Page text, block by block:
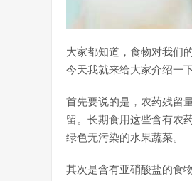
大家都知道，食物对我们
今天我就来给大家介绍一
首先要说的是，农药残留
留。长期食用这些含有农
绿色无污染的水果蔬菜。
其次是含有亚硝酸盐的食